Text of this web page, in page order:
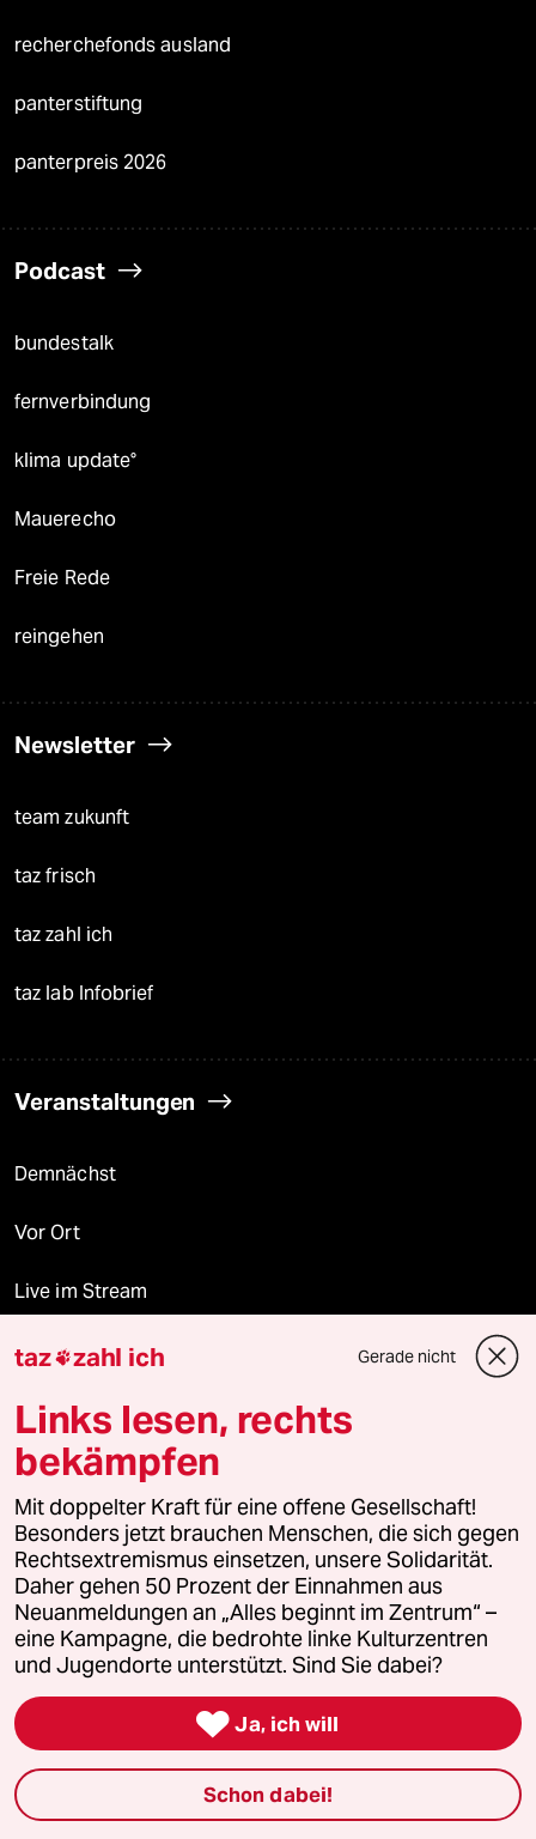
recherchefonds ausland
panterstiftung
panterpreis 2026
Podcast
bundestalk
fernverbindung
klima update°
Mauerecho
Freie Rede
reingehen
Newsletter
team zukunft
taz frisch
taz zahl ich
taz lab Infobrief
Veranstaltungen
Demnächst
Vor Ort
Live im Stream
Vergangene
taz lab 2027
Mehr taz Lesestoff
taz Blogs
taz FUTURZWEI
Le Monde diplomatique
taz Archiv
taz zahl ich Gerade nicht
Links lesen, rechts
bekämpfen
Mit doppelter Kraft für eine offene Gesellschaft!
Besonders jetzt brauchen Menschen, die sich gegen
Rechtsextremismus einsetzen, unsere Solidarität.
Daher gehen 50 Prozent der Einnahmen aus
Neuanmeldungen an „Alles beginnt im Zentrum“ –
eine Kampagne, die bedrohte linke Kulturzentren
und Jugendorte unterstützt. Sind Sie dabei?
 Ja, ich will
Schon dabei!